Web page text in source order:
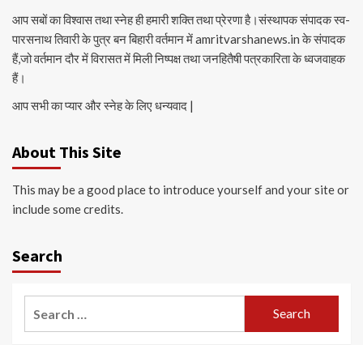
आप सबों का विश्वास तथा स्नेह ही हमारी शक्ति तथा प्रेरणा है।संस्थापक संपादक स्व-
पारसनाथ तिवारी के पुत्र बन बिहारी वर्तमान में amritvarshanews.in के संपादक
हैं,जो वर्तमान दौर में विरासत में मिली निष्पक्ष तथा जनहितैषी पत्रकारिता के ध्वजवाहक
हैं।
आप सभी का प्यार और स्नेह के लिए धन्यवाद |
About This Site
This may be a good place to introduce yourself and your site or
include some credits.
Search